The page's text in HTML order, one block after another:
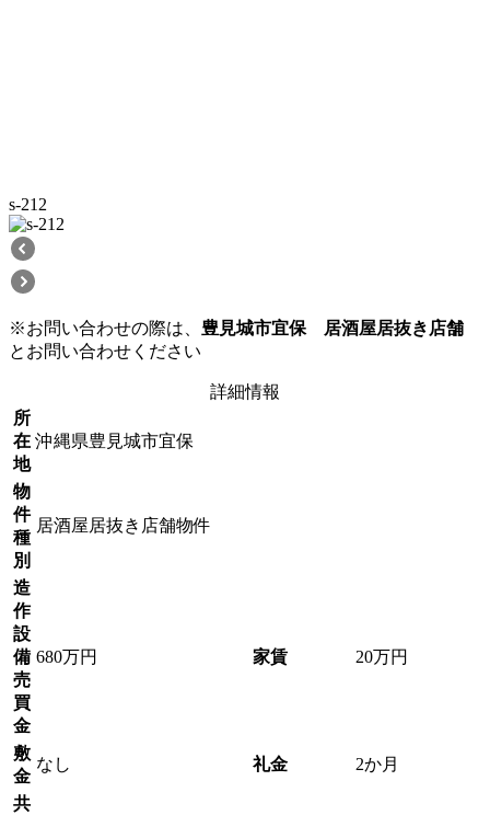
s-212
※お問い合わせの際は、 豊見城市宜保 居酒屋居抜き店舗
とお問い合わせください
詳細情報
所
在
地
沖縄県豊見城市宜保
物
件
種
別
居酒屋居抜き店舗物件
造
作
設
備
売
買
金
680万円 家賃 20万円
敷
金
なし 礼金 2か月
共